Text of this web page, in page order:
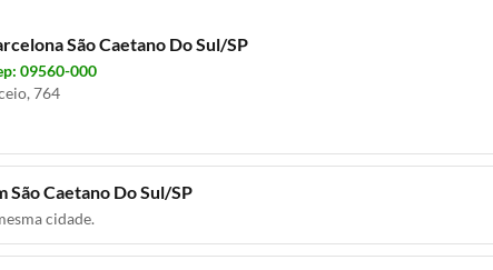
São Caetano Do Sul/SP
09560-000
764
São Caetano Do Sul/SP
cidade.